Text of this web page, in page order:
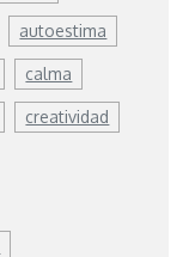
autoestima
calma
creatividad